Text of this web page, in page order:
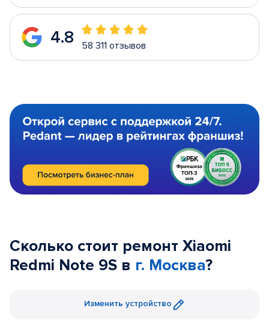
4.8 58 311 отзывов
Сколько стоит ремонт Xiaomi
Redmi Note 9S в г. Москва?
Изменить устройство